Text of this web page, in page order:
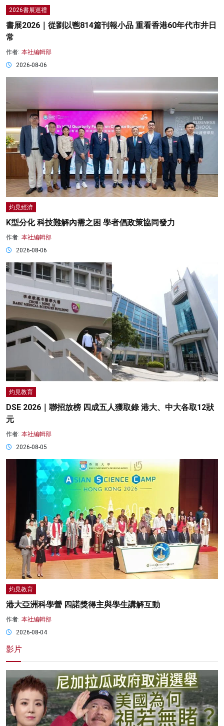
2026書展巡禮
書展2026｜從劉以鬯814篇刊報小品 重看香港60年代市井日
常
作者: 本社編輯部
2026-08-06
灼見經濟
K型分化 科技難解內需之困 學者倡政策協同發力
作者: 本社編輯部
2026-08-06
灼見教育
DSE 2026｜聯招放榜 四成五人獲取錄 港大、中大各取12狀
元
作者: 本社編輯部
2026-08-05
灼見教育
港大亞洲科學營 四諾獎得主與學生講解互動
作者: 本社編輯部
2026-08-04
影片